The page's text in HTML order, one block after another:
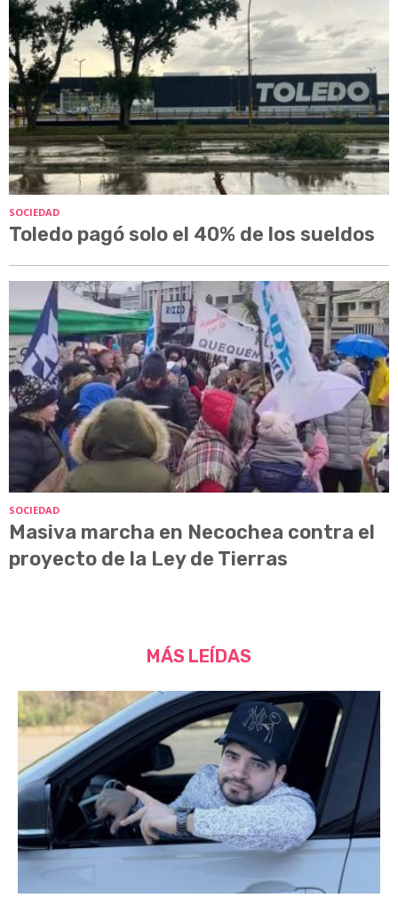
SOCIEDAD
Toledo pagó solo el 40% de los sueldos
SOCIEDAD
Masiva marcha en Necochea contra el
proyecto de la Ley de Tierras
MÁS LEÍDAS